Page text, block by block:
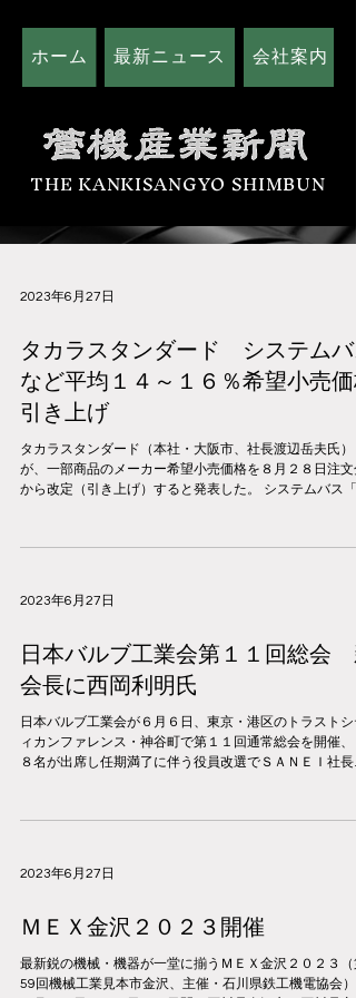
ホーム 最新ニュース 会社案内
THE KANKISANGYO SHIMBUN
2023年6月27日
タカラスタンダード システムバ
など平均１４～１６％希望小売価
引き上げ
タカラスタンダード（本社・大阪市、社長渡辺岳夫氏）
が、一部商品のメーカー希望小売価格を８月２８日注文
から改定（引き上げ）すると発表した。 システムバス「
ト・シャワー＆トイ...
2023年6月27日
日本バルブ工業会第１１回総会
会長に西岡利明氏
日本バルブ工業会が６月６日、東京・港区のトラストシ
ィカンファレンス・神谷町で第１１回通常総会を開催、
８名が出席し任期満了に伴う役員改選でＳＡＮＥＩ社長
ックアップを...
2023年6月27日
ＭＥＸ金沢２０２３開催
最新鋭の機械・機器が一堂に揃うＭＥＸ金沢２０２３（
59回機械工業見本市金沢、主催・石川県鉄工機電協会）